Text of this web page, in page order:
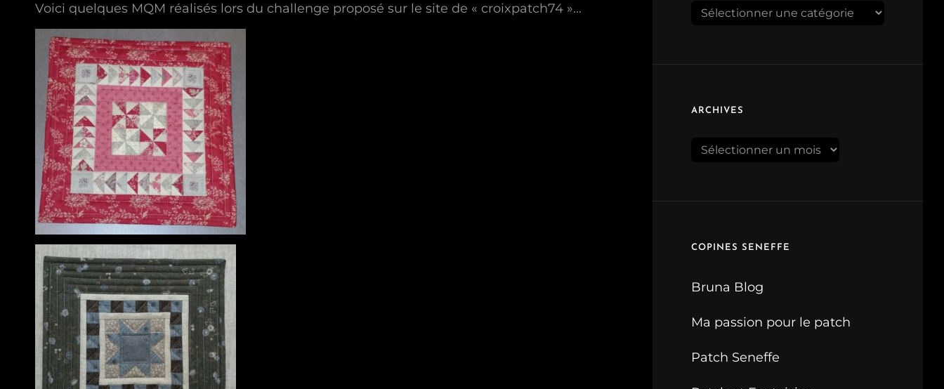
Voici quelques MQM réalisés lors du challenge proposé sur le site de « croixpatch74 »… Catégories
ARCHIVES
Archives
COPINES SENEFFE
Bruna Blog
Ma passion pour le patch
Patch Seneffe